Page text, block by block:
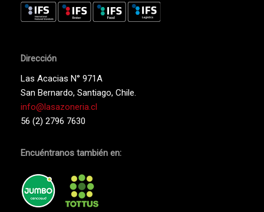
Dirección
Las Acacias N° 971A
San Bernardo, Santiago, Chile.
info@lasazoneria.cl
56 (2) 2796 7630
Encuéntranos también en: